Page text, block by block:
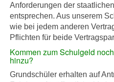
Anforderungen der
entsprechen. Aus unserem
wie bei jedem anderen
Pflichten für beide
Kommen zum Schulgeld
hinzu?
Grundschüler erhalten auf